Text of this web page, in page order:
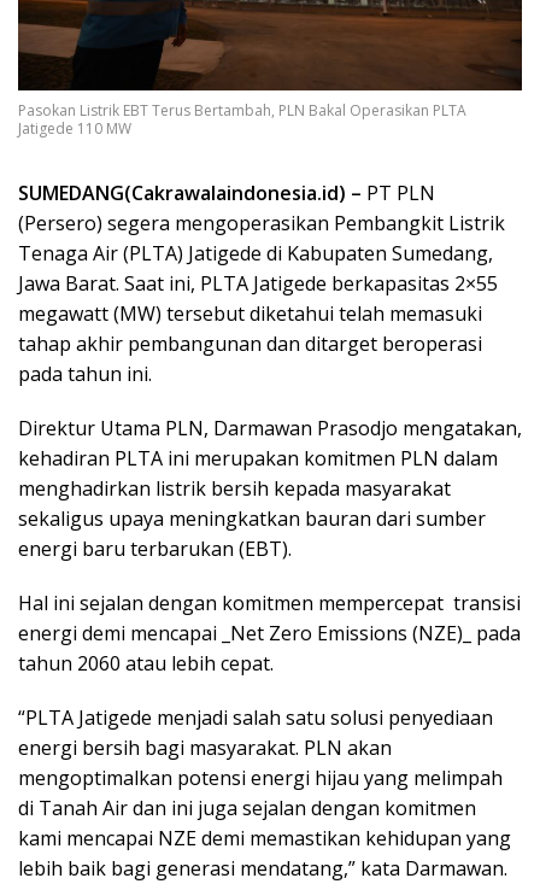
Pasokan Listrik EBT Terus Bertambah, PLN Bakal Operasikan PLTA
Jatigede 110 MW
SUMEDANG(Cakrawalaindonesia.id) – PT PLN
(Persero) segera mengoperasikan Pembangkit Listrik
Tenaga Air (PLTA) Jatigede di Kabupaten Sumedang,
Jawa Barat. Saat ini, PLTA Jatigede berkapasitas 2×55
megawatt (MW) tersebut diketahui telah memasuki
tahap akhir pembangunan dan ditarget beroperasi
pada tahun ini.
Direktur Utama PLN, Darmawan Prasodjo mengatakan,
kehadiran PLTA ini merupakan komitmen PLN dalam
menghadirkan listrik bersih kepada masyarakat
sekaligus upaya meningkatkan bauran dari sumber
energi baru terbarukan (EBT).
Hal ini sejalan dengan komitmen mempercepat transisi
energi demi mencapai _Net Zero Emissions (NZE)_ pada
tahun 2060 atau lebih cepat.
“PLTA Jatigede menjadi salah satu solusi penyediaan
energi bersih bagi masyarakat. PLN akan
mengoptimalkan potensi energi hijau yang melimpah
di Tanah Air dan ini juga sejalan dengan komitmen
kami mencapai NZE demi memastikan kehidupan yang
lebih baik bagi generasi mendatang,” kata Darmawan.